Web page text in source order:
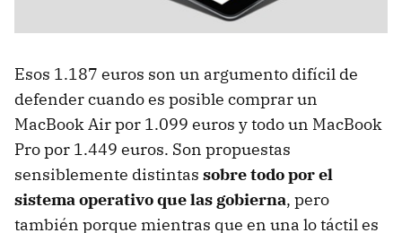
Esos 1.187 euros son un argumento difícil de
defender cuando es posible comprar un
MacBook Air por 1.099 euros y todo un MacBook
Pro por 1.449 euros. Son propuestas
sensiblemente distintas sobre todo por el
sistema operativo que las gobierna, pero
también porque mientras que en una lo táctil es